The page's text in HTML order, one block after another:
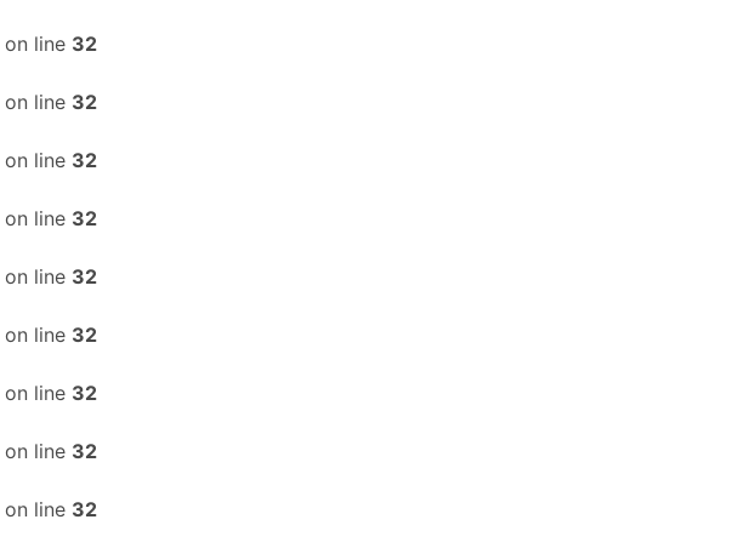
on line 32
on line 32
on line 32
on line 32
on line 32
on line 32
on line 32
on line 32
on line 32